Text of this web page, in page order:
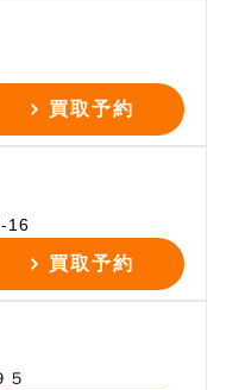
買取予約
16
買取予約
５